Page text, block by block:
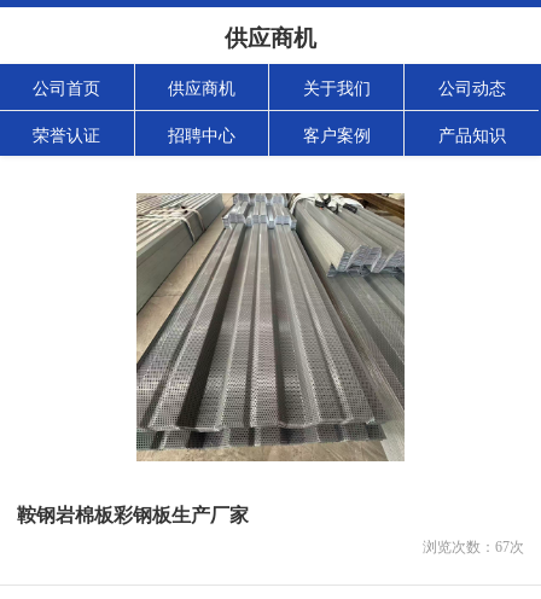
供应商机
公司首页 供应商机 关于我们 公司动态
荣誉认证 招聘中心 客户案例 产品知识
鞍钢岩棉板彩钢板生产厂家
浏览次数： 67次